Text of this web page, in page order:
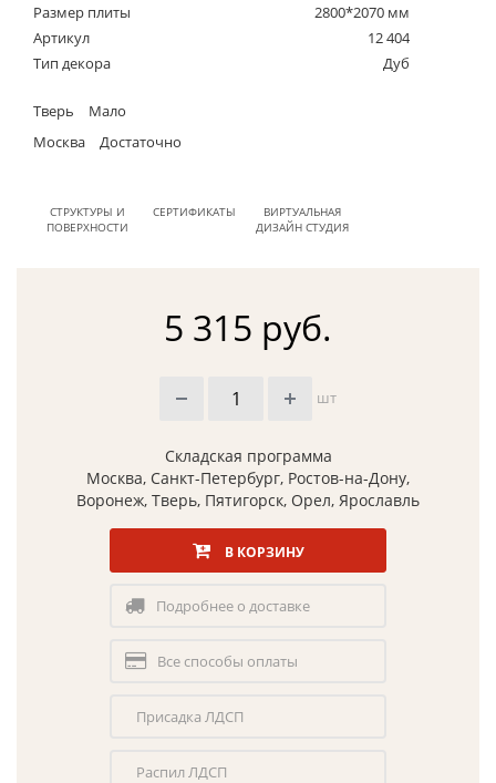
Размер плиты
2800*2070 мм
Артикул
12 404
Тип декора
Дуб
Тверь
Мало
Москва
Достаточно
СТРУКТУРЫ И
ПОВЕРХНОСТИ
СЕРТИФИКАТЫ
ВИРТУАЛЬНАЯ
ДИЗАЙН СТУДИЯ
5 315 руб.
шт
Складская программа
Москва, Санкт-Петербург, Ростов-на-Дону,
Воронеж, Тверь, Пятигорск, Орел, Ярославль
В КОРЗИНУ
Подробнее о доставке
Все способы оплаты
Присадка ЛДСП
Распил ЛДСП